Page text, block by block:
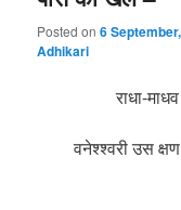
Posted on6
Adhikari
राधा-
वनेश्श्वरी उस